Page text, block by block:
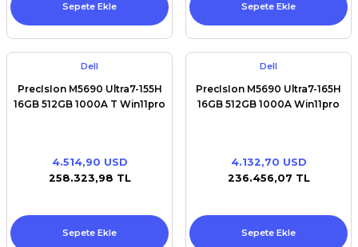
Sepete Ekle Sepete Ekle
Dell
PrecIsIon M5690 Ultra7-155H
16GB 512GB 1000A T Win11pro
4.514,90 USD
258.323,98 TL
Sepete Ekle
Dell
PrecIsIon M5690 Ultra7-165H
16GB 512GB 1000A Win11pro
4.132,70 USD
236.456,07 TL
Sepete Ekle